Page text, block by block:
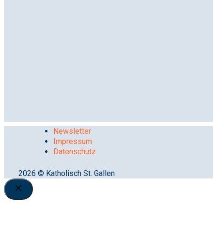
Newsletter
Impressum
Datenschutz
2026 © Katholisch St. Gallen
Close